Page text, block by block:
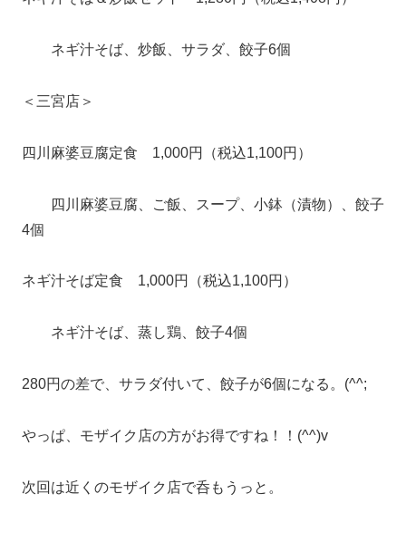
ネギ汁そば、炒飯、サラダ、餃子6個
＜三宮店＞
四川麻婆豆腐定食 1,000円（税込1,100円）
四川麻婆豆腐、ご飯、スープ、小鉢（漬物）、餃子
4個
ネギ汁そば定食 1,000円（税込1,100円）
ネギ汁そば、蒸し鶏、餃子4個
280円の差で、サラダ付いて、餃子が6個になる。(^^;
やっぱ、モザイク店の方がお得ですね！！(^^)v
次回は近くのモザイク店で呑もうっと。